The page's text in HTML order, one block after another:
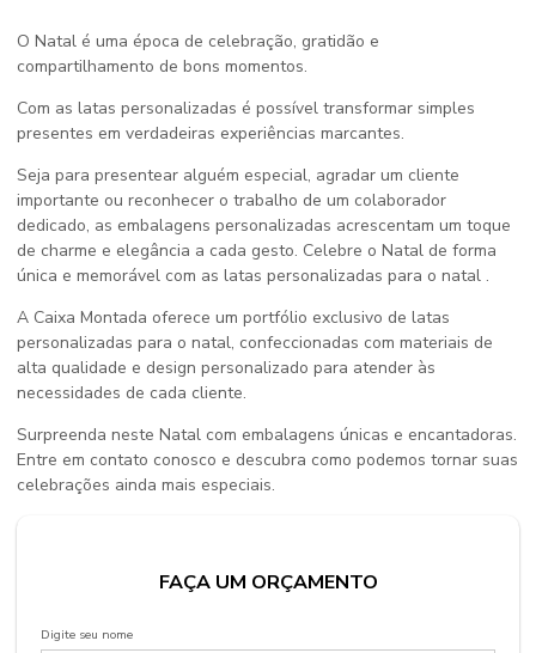
O Natal é uma época de celebração, gratidão e
compartilhamento de bons momentos.
Com as latas personalizadas é possível transformar simples
presentes em verdadeiras experiências marcantes.
Seja para presentear alguém especial, agradar um cliente
importante ou reconhecer o trabalho de um colaborador
dedicado, as embalagens personalizadas acrescentam um toque
de charme e elegância a cada gesto. Celebre o Natal de forma
única e memorável com as latas personalizadas para o natal .
A Caixa Montada oferece um portfólio exclusivo de latas
personalizadas para o natal, confeccionadas com materiais de
alta qualidade e design personalizado para atender às
necessidades de cada cliente.
Surpreenda neste Natal com embalagens únicas e encantadoras.
Entre em contato conosco e descubra como podemos tornar suas
celebrações ainda mais especiais.
FAÇA UM ORÇAMENTO
Digite seu nome